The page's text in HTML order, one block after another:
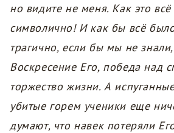
но видите не меня. Как это всё
символично! И как бы всё
трагично, если бы мы не
Воскресение Его, победа над
торжество жизни. А
убитые горем ученики еще
думают, что навек потеряли